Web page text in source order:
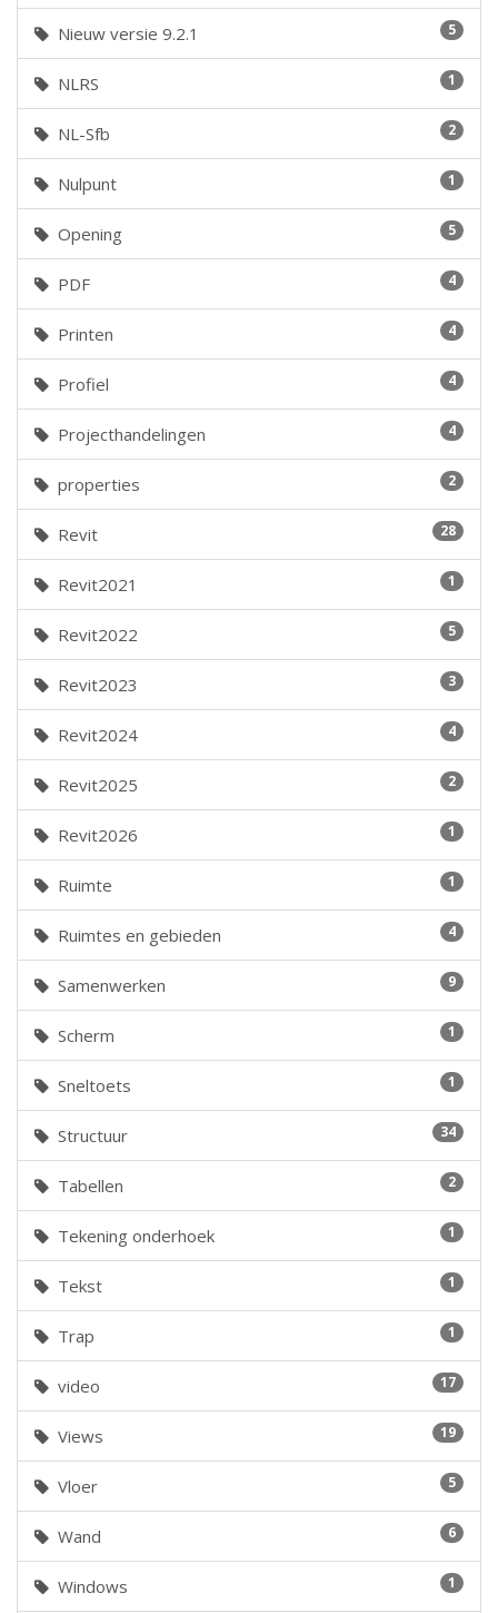
5
Nieuw versie 9.2.1
1
NLRS
2
NL-Sfb
1
Nulpunt
5
Opening
4
PDF
4
Printen
4
Profiel
4
Projecthandelingen
2
properties
28
Revit
1
Revit2021
5
Revit2022
3
Revit2023
4
Revit2024
2
Revit2025
1
Revit2026
1
Ruimte
4
Ruimtes en gebieden
9
Samenwerken
1
Scherm
1
Sneltoets
34
Structuur
2
Tabellen
1
Tekening onderhoek
1
Tekst
1
Trap
17
video
19
Views
5
Vloer
6
Wand
1
Windows